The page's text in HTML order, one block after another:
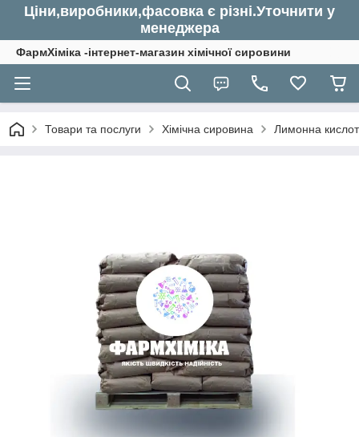
Ціни,виробники,фасовка є різні.Уточнити у
менеджера
ФармХіміка -інтернет-магазин хімічної сировини
Товари та послуги Хімічна сировина Лимонна